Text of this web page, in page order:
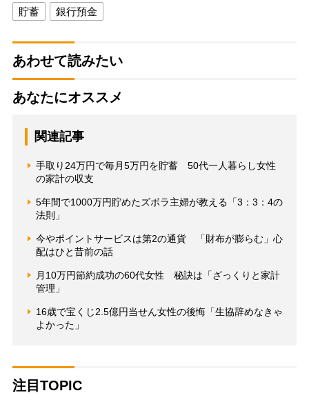
貯蓄
銀行預金
あわせて読みたい
あなたにオススメ
関連記事
手取り24万円で毎月5万円を貯蓄 50代一人暮らし女性
の家計の収支
5年間で1000万円貯めたズボラ主婦が教える「3：3：4の
法則」
今やポイントサービスは第2の通貨 「財布が膨らむ」心
配はひと昔前の話
月10万円節約成功の60代女性 秘訣は「ざっくりと家計
管理」
16歳で宝くじ2.5億円当せん女性の後悔「生協辞めなきゃ
よかった」
注目TOPIC